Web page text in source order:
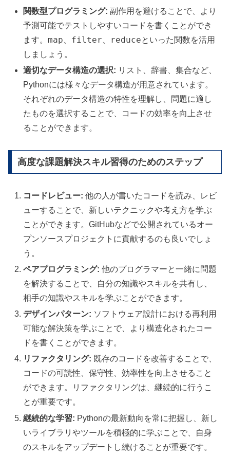
関数型プログラミング: 副作用を避けることで、より
予測可能でテストしやすいコードを書くことができ
ます。map filter reduceといった関数を活用
しましょう。
適切なデータ構造の選択: リスト、辞書、集合など、
Pythonには様々なデータ構造が用意されています。
それぞれのデータ構造の特性を理解し、問題に適し
たものを選択することで、コードの効率を向上させ
ることができます。
高度な課題解決スキル習得のためのステップ
コードレビュー: 他の人が書いたコードを読み、レビ
ューすることで、新しいテクニックや考え方を学ぶ
ことができます。GitHubなどで公開されているオー
プンソースプロジェクトに貢献するのも良いでしょ
う。
ペアプログラミング: 他のプログラマーと一緒に問題
を解決することで、自分の知識やスキルを共有し、
相手の知識やスキルを学ぶことができます。
デザインパターン: ソフトウェア設計における再利用
可能な解決策を学ぶことで、より構造化されたコー
ドを書くことができます。
リファクタリング: 既存のコードを改善することで、
コードの可読性、保守性、効率性を向上させること
ができます。リファクタリングは、継続的に行うこ
とが重要です。
継続的な学習: Pythonの最新動向を常に把握し、新し
いライブラリやツールを積極的に学ぶことで、自身
のスキルをアップデートし続けることが重要です。